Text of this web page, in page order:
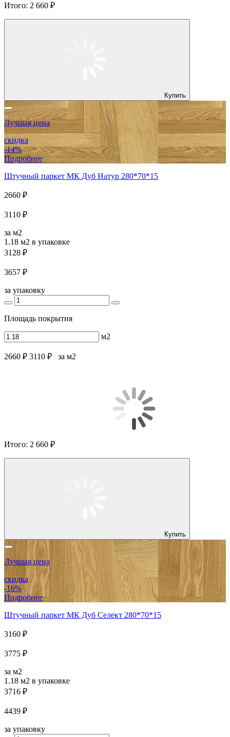
Итого: 2 660 ₽
Купить
Лучшая цена
скидка
-14%
Подробнее
Штучный паркет МК Дуб Натур 280*70*15
2660 ₽
3110 ₽
за м2
1.18 м2 в упаковке
3128 ₽
3657 ₽
за упаковку
Площадь покрытия
м2
2660 ₽ 3110 ₽ за м2
Итого: 2 660 ₽
Купить
Лучшая цена
скидка
-16%
Подробнее
Штучный паркет МК Дуб Селект 280*70*15
3160 ₽
3775 ₽
за м2
1.18 м2 в упаковке
3716 ₽
4439 ₽
за упаковку